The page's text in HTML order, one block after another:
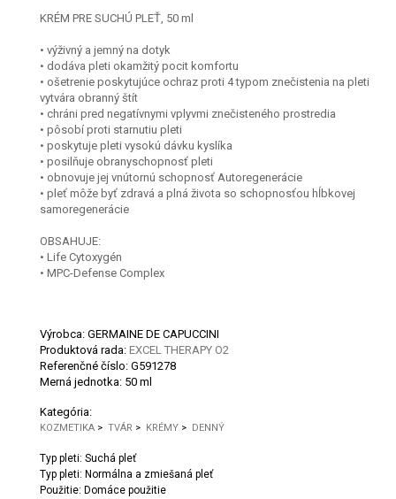
KRÉM PRE SUCHÚ PLEŤ, 50 ml
• výživný a jemný na dotyk
• dodáva pleti okamžitý pocit komfortu
• ošetrenie poskytujúce ochraz proti 4 typom znečistenia na pleti
vytvára obranný štít
• chráni pred negatívnymi vplyvmi znečisteného prostredia
• pôsobí proti starnutiu pleti
• poskytuje pleti vysokú dávku kyslíka
• posilňuje obranyschopnosť pleti
• obnovuje jej vnútornú schopnosť Autoregenerácie
• pleť môže byť zdravá a plná života so schopnosťou hĺbkovej
samoregenerácie
OBSAHUJE:
• Life Cytoxygén
• MPC-Defense Complex
Výrobca: GERMAINE DE CAPUCCINI
Produktová rada: EXCEL THERAPY O2
Referenčné číslo: G591278
Merná jednotka: 50 ml
Kategória:
KOZMETIKA > TVÁR > KRÉMY > DENNÝ
Typ pleti: Suchá pleť
Typ pleti: Normálna a zmiešaná pleť
Použitie: Domáce použitie